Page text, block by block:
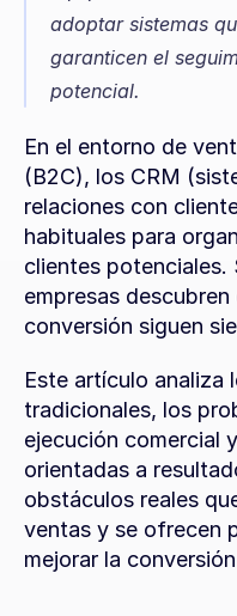
adoptar sistemas
garanticen el
potencial.
En el entorno de
(B2C), los CRM
relaciones con
habituales para
clientes potenciales.
empresas
conversión siguen
Este artículo analiza
tradicionales, los
ejecución comercial
orientadas a
obstáculos reales
ventas y se ofrecen
mejorar la